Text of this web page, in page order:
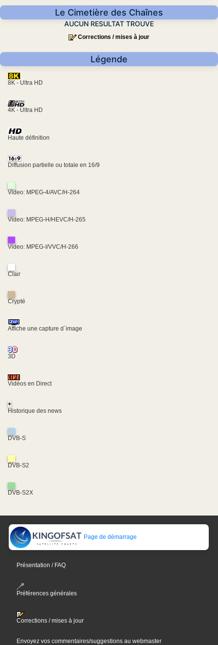
Le Cimetière des Chaînes
AUCUN RESULTAT TROUVE
Corrections / mises à jour
Légende
8K - Ultra HD
4K - Ultra HD
Haute définition
Diffusion partielle ou totale en 16/9
Video: MPEG-4/AVC/H-264
Video: MPEG-H/HEVC/H-265
Video: MPEG-I/VVC/H-266
Clair
Crypté
Affiche une capture d´image
3D
Vidéos en Direct
+
Historique des news
DVB-S
DVB-S2
DVB-S2X
Page de démarrage
Présentation / FAQ
Préférences générales
Corrections / mises à jour
Envoyez vos commentaires/suggestions au webmaster